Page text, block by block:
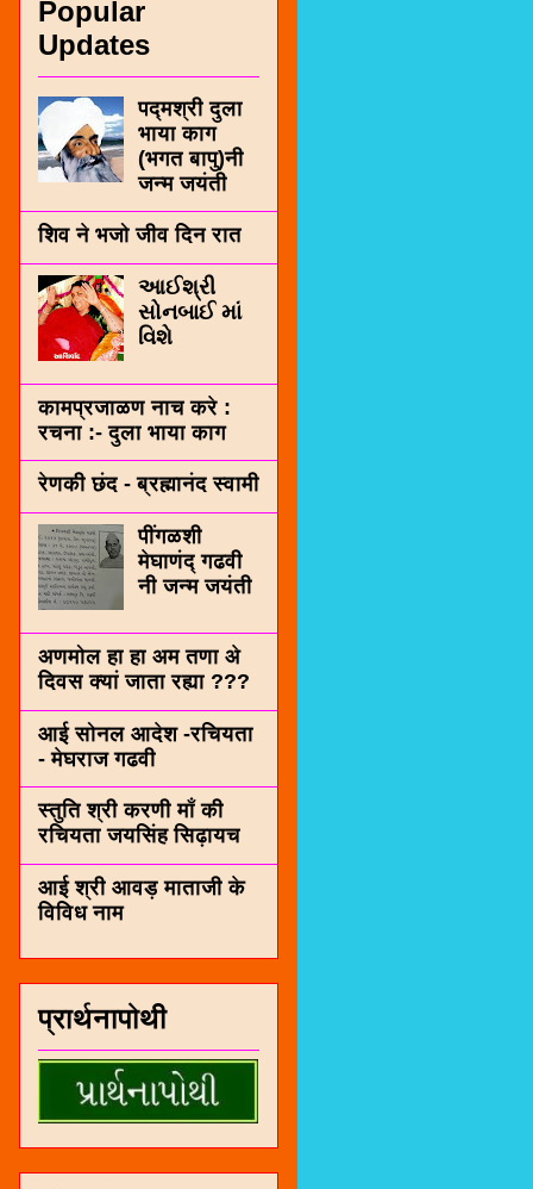
Popular
Updates
पद्मश्री दुला
भाया काग
(भगत बापु)नी
जन्म जयंती
शिव ने भजो जीव दिन रात
આઈશ્રી
સોનબાઈ માં
વિશે
कामप्रजाळण नाच करे :
रचना :- दुला भाया काग
रेणकी छंद - ब्रह्मानंद स्वामी
पींगळशी
मेघाणंद् गढवी
नी जन्म जयंती
अणमोल हा हा अम तणा अे
दिवस क्यां जाता रह्या ???
आई सोनल आदेश -रचियता
- मेघराज गढवी
स्तुति श्री करणी माँ की
रचियता जयसिंह सिढ़ायच
आई श्री आवड़ माताजी के
विविध नाम
प्रार्थनापोथी